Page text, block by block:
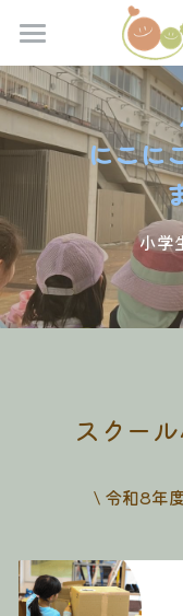
TOP
寄付のお願い
運営保育園
【NPO】に
【NPO】に
【NPO】ひ
【NPO】
【NPO】に
【にこぷら
理事長より
理事長メッセ
法人概要
給食室より
ネイチャーフ
にこにこア
持ち物等の
活動レポート
Recruit
お問い合わせ
にこに
小学
スクー
\ 令和8年
すべてのカテ
《自然学校》
《自然学校》